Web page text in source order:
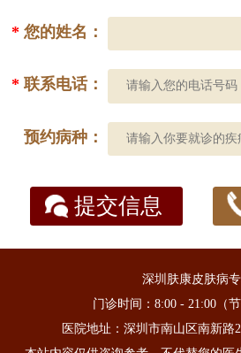
*您的姓名：
*联系电话：
预约病种：
提交信息
深圳肤康皮肤病
门诊时间：8:00 - 21:00（节
医院地址：深圳市南山区南新路